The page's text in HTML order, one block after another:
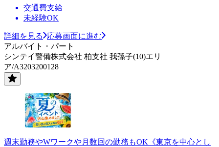
交通費支給
未経験OK
詳細を見る
応募画面に進む
アルバイト・パート
シンテイ警備株式会社 柏支社 我孫子(10)エリ
ア/A3203200128
週末勤務やWワークや月数回の勤務もOK《東京を中心とし